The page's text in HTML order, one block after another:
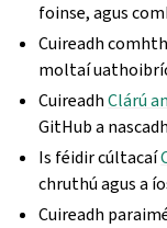
foinse, agus
Cuireadh
moltaí
CuireadhClárú
GitHub a
Is féidir cúltacaí
chruthú agus a
Cuireadh